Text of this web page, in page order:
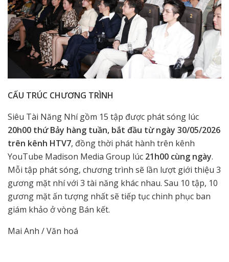
CẤU TRÚC CHƯƠNG TRÌNH
Siêu Tài Năng Nhí gồm 15 tập được phát sóng lúc
20h00 thứ Bảy hàng tuần, bắt đầu từ ngày 30/05/2026
trên kênh HTV7, đồng thời phát hành trên kênh
YouTube Madison Media Group lúc 21h00 cùng ngày.
Mỗi tập phát sóng, chương trình sẽ lần lượt giới thiệu 3
gương mặt nhí với 3 tài năng khác nhau. Sau 10 tập, 10
gương mặt ấn tượng nhất sẽ tiếp tục chinh phục ban
giám khảo ở vòng Bán kết.
Mai Anh / Văn hoá